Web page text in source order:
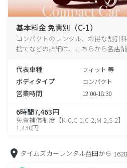
基本料金 免責別（C-1）
コンパクトのレンタル、お得な割引
捨てなどの詳細は、こちらから各店舗
代表車種 フィット 等
ボディタイプ コンパクト
営業時間 12:00-18:30
6時間7,463円
免責補償制度【K-0,C-1,C-2,M-2,S-2】
1,430円
タイムズカーレンタル益田から